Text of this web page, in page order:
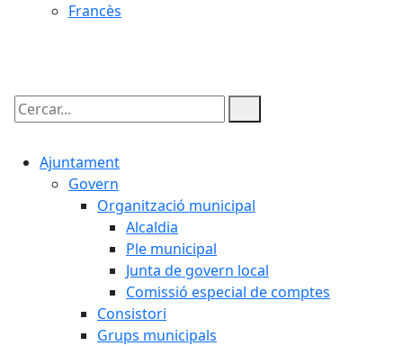
Francès
Cercar:
Ajuntament
Govern
Organització municipal
Alcaldia
Ple municipal
Junta de govern local
Comissió especial de comptes
Consistori
Grups municipals